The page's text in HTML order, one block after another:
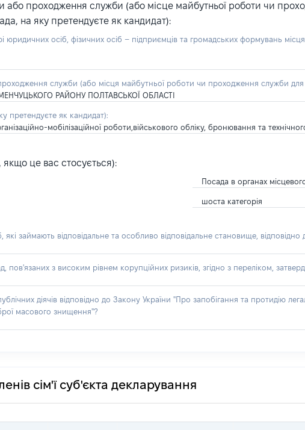
або проходження служби (або місце майбутньої роботи чи
на яку претендуєте як кандидат):
юридичних осіб, фізичних осіб – підприємців та громадських формувань
служби (або місця майбутньої роботи чи проходження служби для
РАЙОНУ ПОЛТАВСЬКОЇ ОБЛАСТІ
претендуєте як кандидат):
мобілізаційної роботи,військового обліку, бронювання та
якщо це вас стосується):
Посада в органах
шоста категорія
займають відповідальне та особливо відповідальне становище,
з високим рівнем корупційних ризиків, згідно з переліком,
діячів відповідно до Закону України "Про запобігання та протидію
масового знищення"?
сім'ї суб'єкта декларування